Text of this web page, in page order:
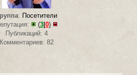
: Посетители
(3| 0)
Публикаций: 4
Комментариев: 82